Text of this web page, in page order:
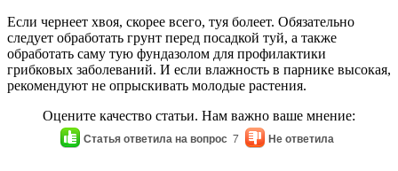
Если чернеет хвоя, скорее всего, туя болеет. Обязательно
следует обработать грунт перед посадкой туй, а также
обработать саму тую фундазолом для профилактики
грибковых заболеваний. И если влажность в парнике высокая,
рекомендуют не опрыскивать молодые растения.
Оцените качество статьи. Нам важно ваше мнение:
Статья ответила на вопрос 7 Не ответила